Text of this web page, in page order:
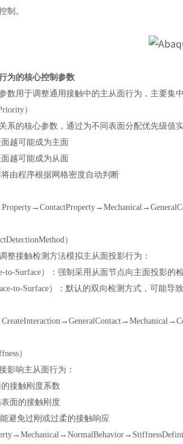
制。
为的核心控制参数
数用于调整通用接触中的主从面行为，主要集
）
系的核心参数，通过为不同表面分配优先级值
越可能成为主面
越可能成为从面
由程序根据网格密度自动判断
）
整接触检测方法模拟主从面投影行为：
to-Surface）：强制采用从面节点向主面投影的
to-Surface）：默认的双向检测方式，可能导
）
影响主从面行为：
接触刚度系数
面的接触刚度
避免过刚或过柔的接触响应